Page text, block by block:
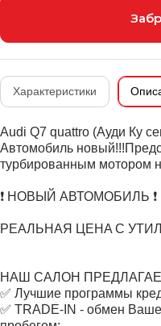
Характеристики
Audi Q7 quattro (Ауди Ку
Aвтомобиль
турбированным мoтoром
❗ НОВЫЙ АВТОМОБИЛЬ ❗
PЕАЛЬНАЯ ЦEНA С
НАШ САЛОН
✅ Лучшие программы
✅ ТRАDЕ-IN - обмен